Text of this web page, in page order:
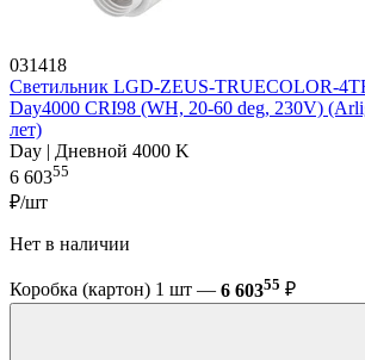
031418
Светильник LGD-ZEUS-TRUECOLOR-
Day4000 CRI98 (WH, 20-60 deg, 230V)
лет)
Day | Дневной 4000 K
6 60355
₽/шт
Нет в наличии
Коробка (картон) 1 шт — 6 60355 ₽